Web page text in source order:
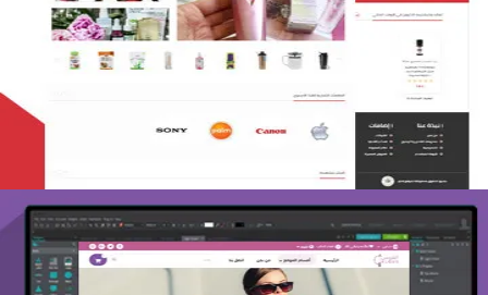
تصميم متجر لمار
التفاصيل